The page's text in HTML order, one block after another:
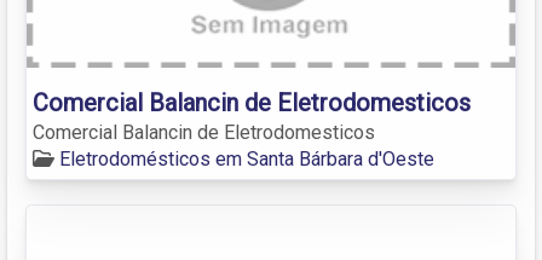
Comercial Balancin de Eletrodomesticos
Comercial Balancin de Eletrodomesticos
Eletrodomésticos em Santa Bárbara d'Oeste